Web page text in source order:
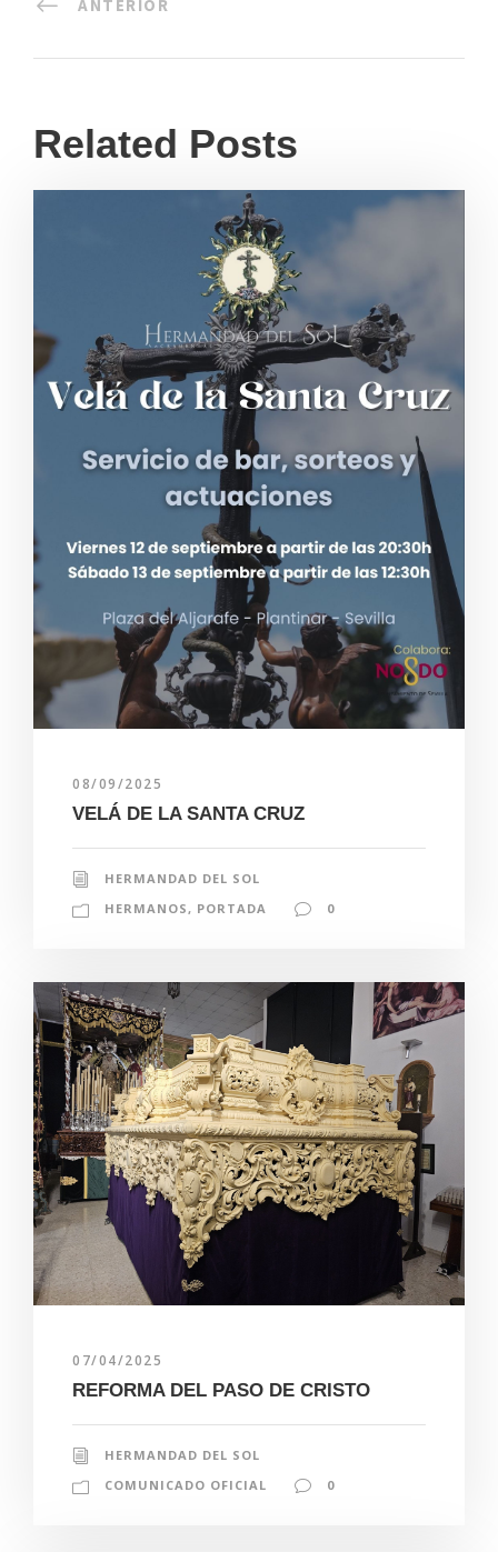
ANTERIOR
Related Posts
08/09/2025
VELÁ DE LA SANTA CRUZ
HERMANDAD DEL SOL
HERMANOS , PORTADA 0
07/04/2025
REFORMA DEL PASO DE CRISTO
HERMANDAD DEL SOL
COMUNICADO OFICIAL
0